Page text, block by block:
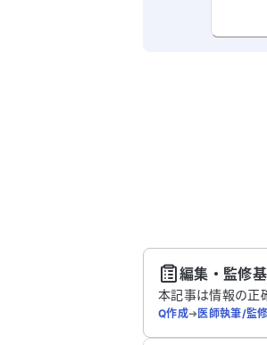
こちらは送信
編集・監修
本記事は情報の正
Q作成➔医師執筆/監修